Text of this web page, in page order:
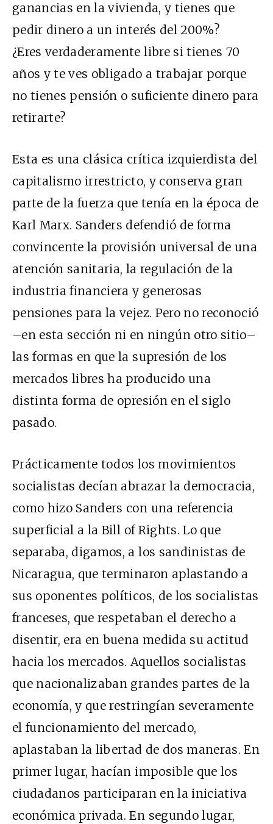
ganancias en la vivienda, y tienes que
pedir dinero a un interés del 200%?
¿Eres verdaderamente libre si tienes 70
años y te ves obligado a trabajar porque
no tienes pensión o suficiente dinero para
retirarte?
Esta es una clásica crítica izquierdista del
capitalismo irrestricto, y conserva gran
parte de la fuerza que tenía en la época de
Karl Marx. Sanders defendió de forma
convincente la provisión universal de una
atención sanitaria, la regulación de la
industria financiera y generosas
pensiones para la vejez. Pero no reconoció
–en esta sección ni en ningún otro sitio–
las formas en que la supresión de los
mercados libres ha producido una
distinta forma de opresión en el siglo
pasado.
Prácticamente todos los movimientos
socialistas decían abrazar la democracia,
como hizo Sanders con una referencia
superficial a la Bill of Rights. Lo que
separaba, digamos, a los sandinistas de
Nicaragua, que terminaron aplastando a
sus oponentes políticos, de los socialistas
franceses, que respetaban el derecho a
disentir, era en buena medida su actitud
hacia los mercados. Aquellos socialistas
que nacionalizaban grandes partes de la
economía, y que restringían severamente
el funcionamiento del mercado,
aplastaban la libertad de dos maneras. En
primer lugar, hacían imposible que los
ciudadanos participaran en la iniciativa
económica privada. En segundo lugar,